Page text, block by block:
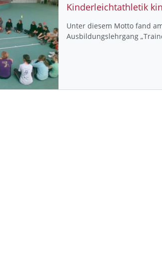
Kinderleichtathletik
Unter diesem Motto fand
Ausbildungslehrgang